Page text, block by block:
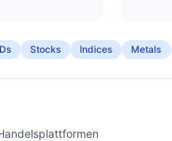
Stocks Indices Metals